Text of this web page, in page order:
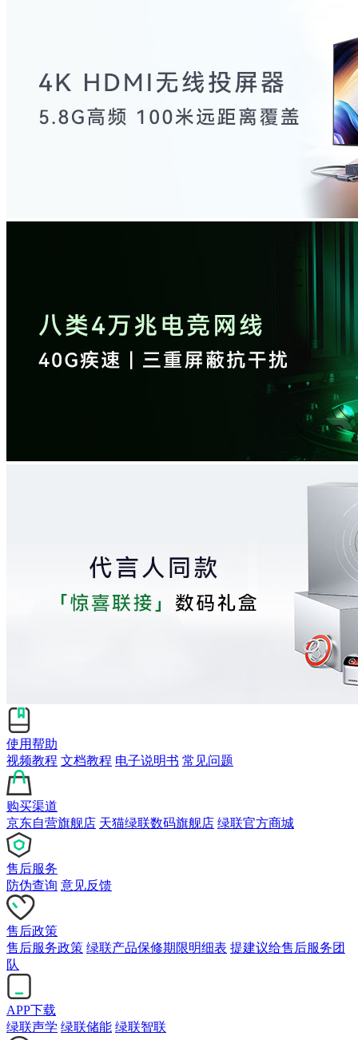
使用帮助
视频教程 文档教程 电子说明书 常见问题
购买渠道
京东自营旗舰店 天猫绿联数码旗舰店 绿联官方商城
售后服务
防伪查询 意见反馈
售后政策
售后服务政策 绿联产品保修期限明细表 提建议给售后服务团
队
APP下载
绿联声学 绿联储能 绿联智联